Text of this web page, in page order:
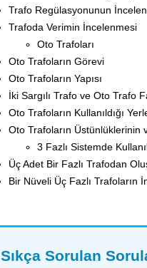
Trafo Regülasyonunun
Trafoda Verimin İncelenmesi
Oto Trafoları
Oto Trafoların Görevi
Oto Trafoların Yapısı
İki Sargılı Trafo ve Oto Trafo
Oto Trafoların Kullanıldığı
Oto Trafoların Üstünlüklerinin
3 Fazlı Sistemde
Üç Adet Bir Fazlı Trafodan
Bir Nüveli Üç Fazlı Trafoların
Sıkça Sorulan